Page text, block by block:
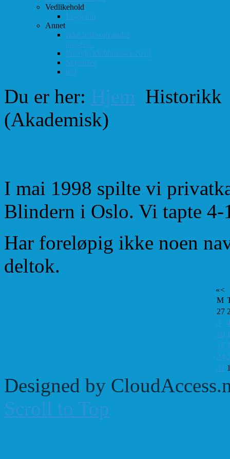
Vedlikehold
Logg inn
Annet
Ikke helt som andre
muséer...
Intervju klubbmester 2013
Skjemaer
test
Du er her: Hjem Historikk
(Akademisk)
I mai 1998 spilte vi
Blindern i Oslo. Vi tapte 4-
Har foreløpig ikke noen
deltok.
«<
M
27
3
10
17
24
31
Designed by
Scroll to Top